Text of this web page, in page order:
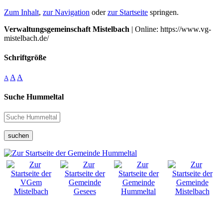
Zum Inhalt, zur Navigation oderzur Startseite springen.
Verwaltungsgemeinschaft Mistelbach | Online: https://www.vg-
mistelbach.de/
Schriftgröße
A A A
Suche Hummeltal
suchen